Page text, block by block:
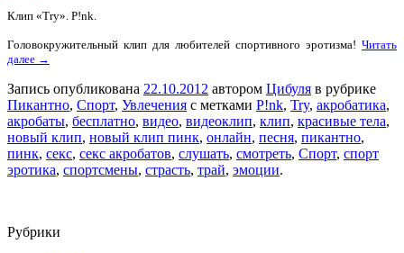
Клип «Try». P!nk.
Головокружительный клип для любителей спортивного эротизма! Читать
далее →
Запись опубликована 22.10.2012 автором Цибуля в рубрике
Пикантно, Спорт, Увлечения с метками P!nk, Try, акробатика,
акробаты, бесплатно, видео, видеоклип, клип, красивые тела,
новый клип, новый клип пинк, онлайн, песня, пикантно,
пинк, секс, секс акробатов, слушать, смотреть, Спорт, спорт
эротика, спортсмены, страсть, трай, эмоции.
Рубрики